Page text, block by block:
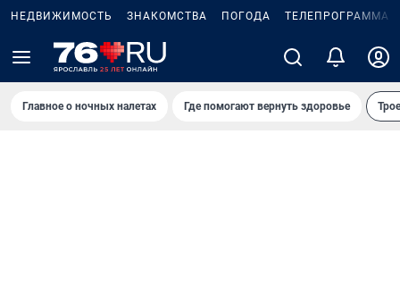
НЕДВИЖИМОСТЬ ЗНАКОМСТВА ПОГОДА ТЕЛЕПРОГРАММА
Главное о ночных налетах Где помогают вернуть здоровье